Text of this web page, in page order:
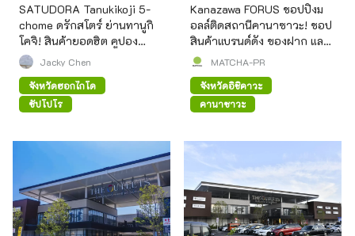
SATUDORA Tanukikoji 5-
chome ดรักสโตร์ ย่านทานูกิ
โคจิ! สินค้ายอดฮิต คูปอง
ส่วนลด และบริการครบวงจร
Jacky Chen
จังหวัดฮอกไกโด
ซัปโปโร
Kanazawa FORUS ชอปปิงม
อลล์ติดสถานีคานาซาวะ! ชอป
สินค้าแบรนด์ดัง ของฝาก และ
ลิ้มรสของอร่อนในท้องถิ่น ครบ
MATCHA-PR
จังหวัดอิชิคาวะ
คานาซาวะ